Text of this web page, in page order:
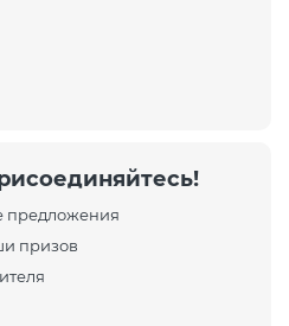
предложения
призов